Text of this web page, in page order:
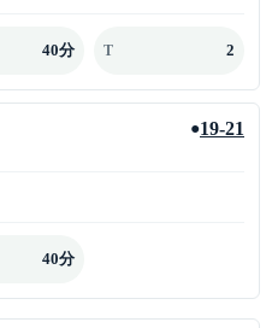
40分 T 2
●19-21
40分